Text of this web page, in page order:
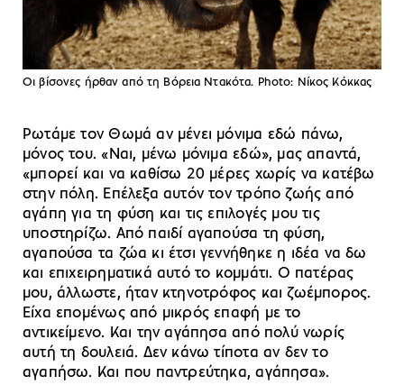
Οι βίσονες ήρθαν από τη Βόρεια Ντακότα. Photo: Νίκος Κόκκας
Ρωτάμε τον Θωμά αν μένει μόνιμα εδώ πάνω,
μόνος του. «Ναι, μένω μόνιμα εδώ», μας απαντά,
«μπορεί και να καθίσω 20 μέρες χωρίς να κατέβω
στην πόλη. Επέλεξα αυτόν τον τρόπο ζωής από
αγάπη για τη φύση και τις επιλογές μου τις
υποστηρίζω. Από παιδί αγαπούσα τη φύση,
αγαπούσα τα ζώα κι έτσι γεννήθηκε η ιδέα να δω
και επιχειρηματικά αυτό το κομμάτι. Ο πατέρας
μου, άλλωστε, ήταν κτηνοτρόφος και ζωέμπορος.
Είχα επομένως από μικρός επαφή με το
αντικείμενο. Και την αγάπησα από πολύ νωρίς
αυτή τη δουλειά. Δεν κάνω τίποτα αν δεν το
αγαπήσω. Και που παντρεύτηκα, αγάπησα».